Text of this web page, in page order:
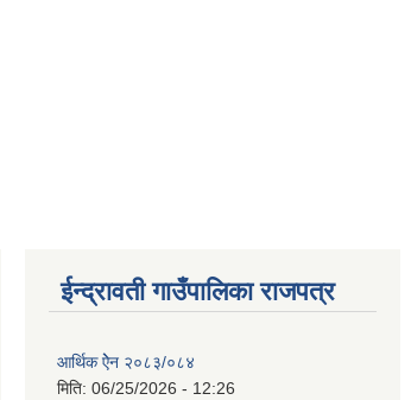
ईन्द्रावती गाउँपालिका राजपत्र
आर्थिक ऐेन २०८३/०८४
मिति: 06/25/2026 - 12:26